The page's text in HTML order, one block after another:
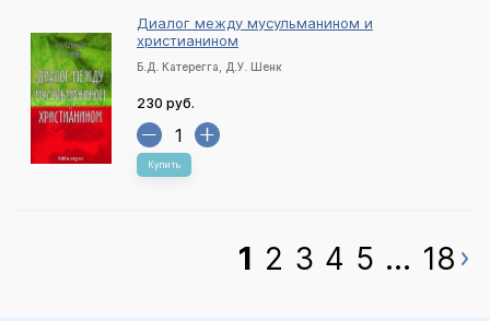
Диалог между мусульманином и
христианином
Б.Д. Катерегга, Д.У. Шенк
230 руб.
Купить
1 2 3 4 5 ... 18